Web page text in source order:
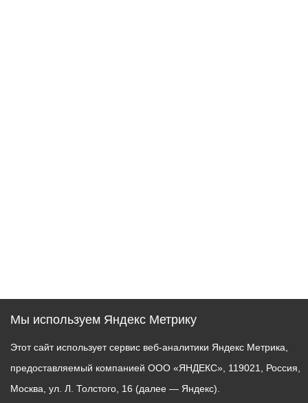
Мы используем Яндекс Метрику
Этот сайт использует сервис веб-аналитики Яндекс Метрика,
предоставляемый компанией ООО «ЯНДЕКС», 119021, Россия,
Москва, ул. Л. Толстого, 16 (далее — Яндекс).